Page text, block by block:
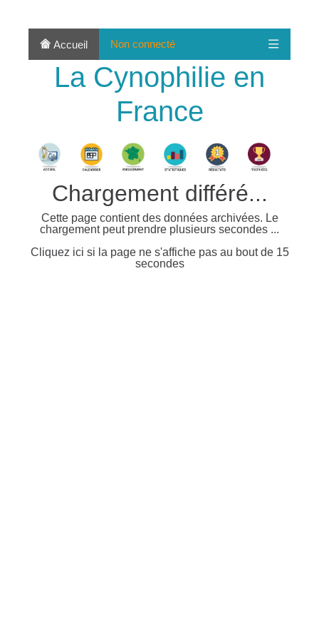
Accueil Non connecté
La Cynophilie en
France
Chargement différé...
Cette page contient des données archivées. Le
chargement peut prendre plusieurs secondes ...
Cliquez ici si la page ne s'affiche pas au bout de 15
secondes